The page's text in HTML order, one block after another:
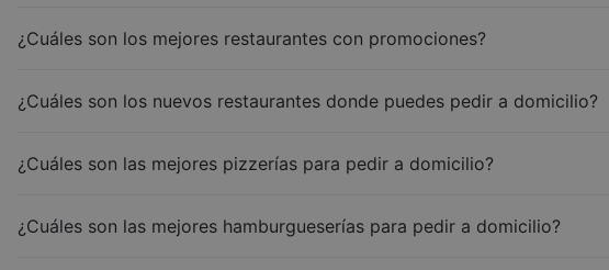
¿Cuáles son los mejores restaurantes con promociones?
¿Cuáles son los nuevos restaurantes donde puedes pedir a domicilio?
¿Cuáles son las mejores pizzerías para pedir a domicilio?
¿Cuáles son las mejores hamburgueserías para pedir a domicilio?